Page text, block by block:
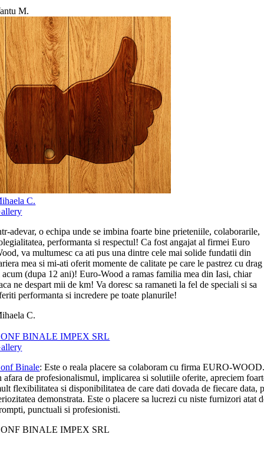
M.
C.
adevar, o echipa unde se imbina foarte bine prieteniile, colaborarile,
performanta si respectul! Ca fost angajat al firmei Euro
va multumesc ca ati pus una dintre cele mai solide fundatii din
mea si mi-ati oferit momente de calitate pe care le pastrez cu drag
acum (dupa 12 ani)! Euro-Wood a ramas familia mea din Iasi, chiar
ne despart mii de km! Va doresc sa ramaneti la fel de speciali si sa
performanta si incredere pe toate planurile!
C.
BINALE IMPEX SRL
Binale: Este o reala placere sa colaboram cu firma EURO-
afara de profesionalismul, implicarea si solutiile oferite, apreciem
flexibilitatea si disponibilitatea de care dati dovada de fiecare data,
demonstrata. Este o placere sa lucrezi cu niste furnizori atat
punctuali si profesionisti.
BINALE IMPEX SRL